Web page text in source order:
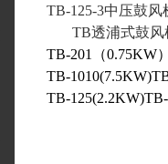
TB-125-3中压鼓风
TB透浦式鼓风
TB-201（0.75KW
TB-
TB-